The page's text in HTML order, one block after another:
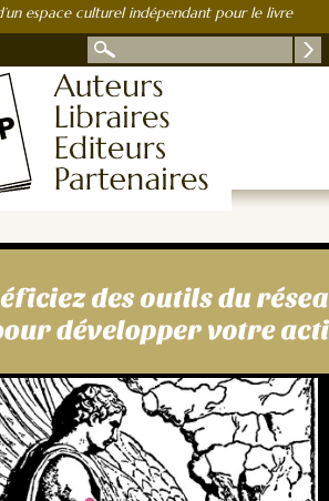
espace culturel indépendant pour le livre